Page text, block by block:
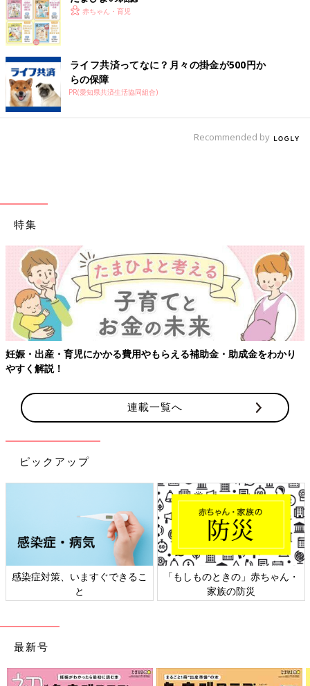
赤ちゃん・育児
ライフ共済ってなに？月々の掛金が500円か
らの保障
PR(愛知県共済生活協同組合)
Recommended by
特集
る補助金・助成金をわかり
【ワクチン接種できるものも】妊婦
連載一覧へ
ピックアップ
ますぐできるこ
「もしものときの」赤ちゃん・
日本外来小
最新号